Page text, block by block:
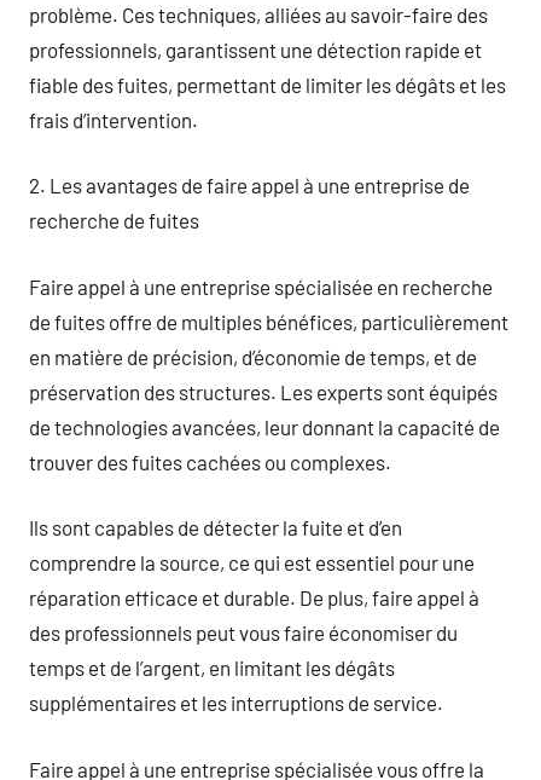
problème. Ces techniques, alliées au savoir-faire des
professionnels, garantissent une détection rapide et
fiable des fuites, permettant de limiter les dégâts et les
frais d’intervention.
2. Les avantages de faire appel à une entreprise de
recherche de fuites
Faire appel à une entreprise spécialisée en recherche
de fuites offre de multiples bénéfices, particulièrement
en matière de précision, d’économie de temps, et de
préservation des structures. Les experts sont équipés
de technologies avancées, leur donnant la capacité de
trouver des fuites cachées ou complexes.
Ils sont capables de détecter la fuite et d’en
comprendre la source, ce qui est essentiel pour une
réparation efficace et durable. De plus, faire appel à
des professionnels peut vous faire économiser du
temps et de l’argent, en limitant les dégâts
supplémentaires et les interruptions de service.
Faire appel à une entreprise spécialisée vous offre la